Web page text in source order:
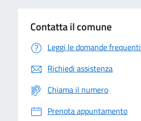
Contatta il comune
Leggi le domande frequenti
Richiedi assistenza
Chiama il numero
Prenota appuntamento